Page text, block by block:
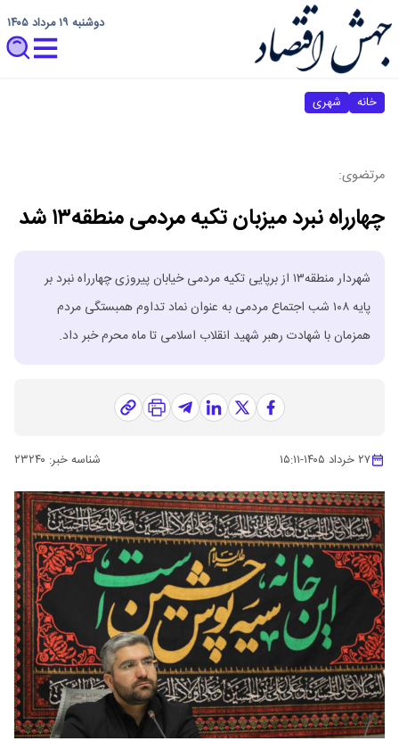
دوشنبه ۱۹ مرداد ۱۴۰۵
خانه شهری
مرتضوی:
چهارراه نبرد میزبان تکیه مردمی منطقه۱۳ شد
شهردار منطقه۱۳ از برپایی تکیه مردمی خیابان پیروزی چهارراه نبرد بر
پایه ۱۰۸ شب اجتماع مردمی به عنوان نماد تداوم همبستگی مردم
همزمان با شهادت رهبر شهید انقلاب اسلامی تا ماه محرم خبر داد.
۲۷ خرداد ۱۴۰۵ -۱۵:۱۱ شناسه خبر: ۲۳۲۴۰